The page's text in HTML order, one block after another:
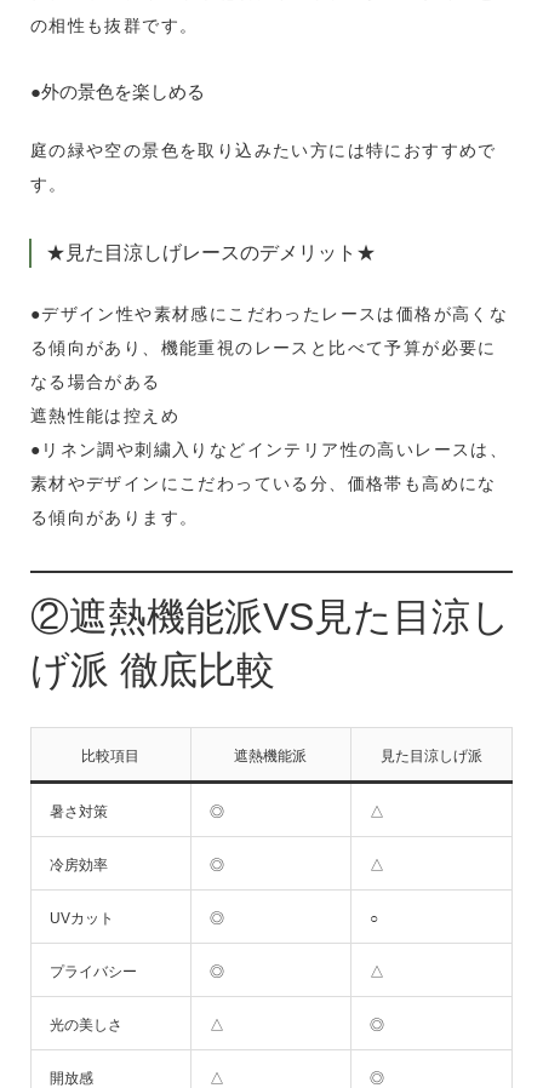
の相性も抜群です。
●外の景色を楽しめる
庭の緑や空の景色を取り込みたい方には特におすすめで
す。
★見た目涼しげレースのデメリット★
●デザイン性や素材感にこだわったレースは価格が高くな
る傾向があり、機能重視のレースと比べて予算が必要に
なる場合がある
遮熱性能は控えめ
●リネン調や刺繍入りなどインテリア性の高いレースは、
素材やデザインにこだわっている分、価格帯も高めにな
る傾向があります。
②遮熱機能派VS見た目涼し
げ派 徹底比較
比較項目 遮熱機能派 見た目涼しげ派
暑さ対策 ◎ △
冷房効率 ◎ △
UVカット ◎ ○
プライバシー ◎ △
光の美しさ △ ◎
開放感 △ ◎